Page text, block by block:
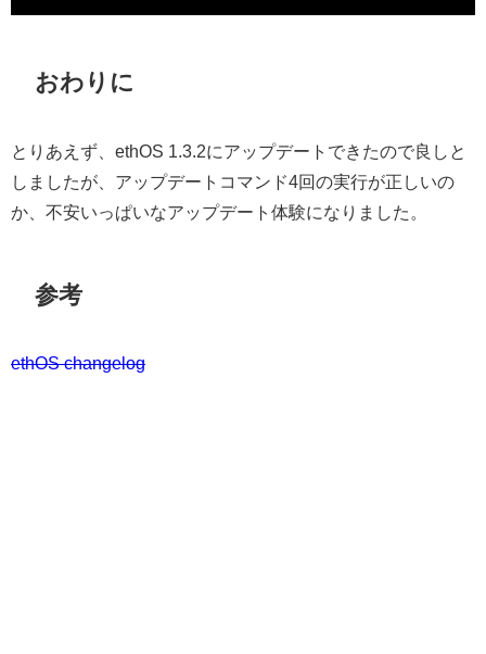
おわりに
とりあえず、ethOS 1.3.2にアップデートできたので良しと
しましたが、アップデートコマンド4回の実行が正しいの
か、不安いっぱいなアップデート体験になりました。
参考
ethOS changelog